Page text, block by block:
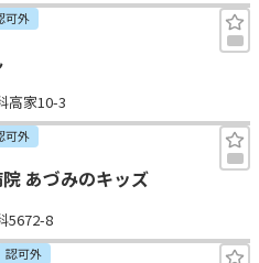
可外
高家10-3
可外
あづみのキッズ
5672-8
認可外